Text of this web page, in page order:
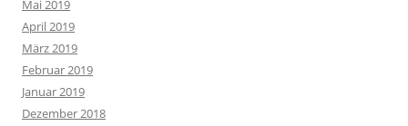
Mai 2019
April 2019
März 2019
Februar 2019
Januar 2019
Dezember 2018